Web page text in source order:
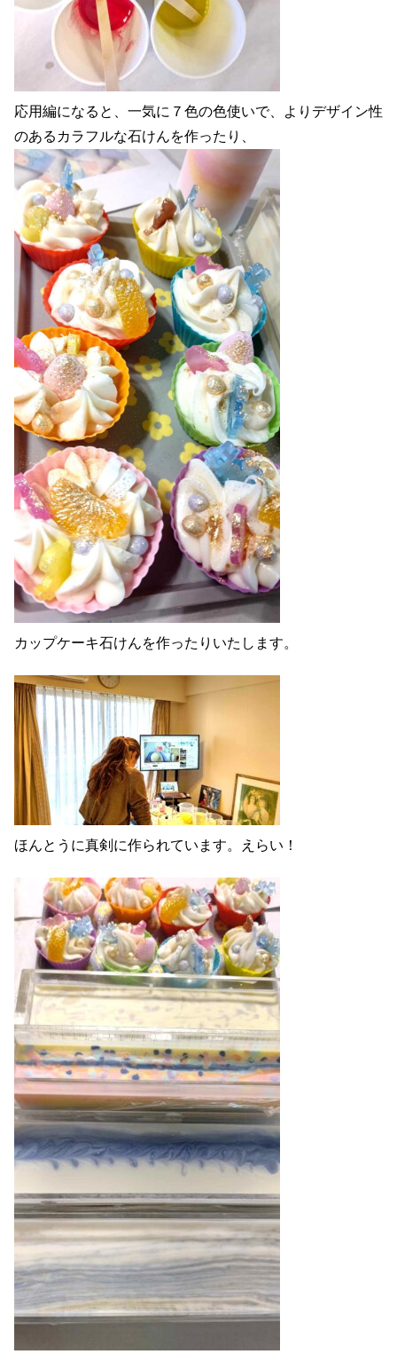
応用編になると、一気に７色の色使いで、よりデザイン性
のあるカラフルな石けんを作ったり、
カップケーキ石けんを作ったりいたします。
ほんとうに真剣に作られています。えらい！